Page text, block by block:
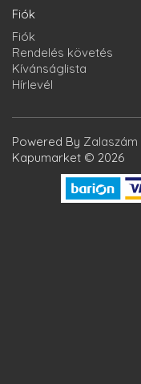
Fiók
Fiók
Rendelés követés
Kívánságlista
Hírlevél
Powered By Zalaszám
Kapumarket © 2026